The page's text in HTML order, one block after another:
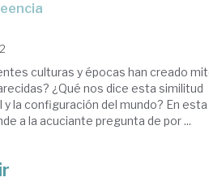
culturas y épocas han creado
¿Qué nos dice esta similitud
la configuración del mundo? En esta
a la acuciante pregunta de por ...